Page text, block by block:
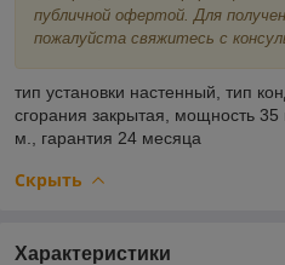
публичной офертой. Для
пожалуйста свяжитесь с
тип установки настенный, тип
сгорания закрытая, мощность 35
м., гарантия 24 месяца
Скрыть
Характеристики